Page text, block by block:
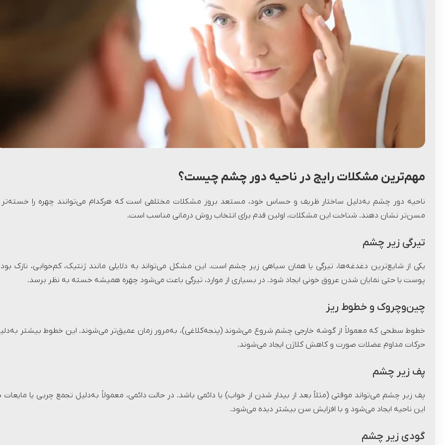
مهم‌ترین مشکلات رایج در ناحیه دور چشم چیست؟
ناحیه دور چشم به‌دلیل ساختار ظریف و حساس خود، مستعد بروز مشکلات مختلفی است که هرکدام می‌توانند چهره را
مسن‌تر نشان دهند. شناخت این مشکلات، اولین قدم برای انتخاب روش درمانی مناسب است.
تیرگی زیر چشم
یکی از شایع‌ترین دغدغه‌ها، تیرگی یا همان سیاهی زیر چشم است. این مشکل می‌تواند به دلایلی مانند ژنتیک، کم‌خوابی، نازک
پوست یا حتی نمایان شدن عروق خونی ایجاد شود. در بسیاری از موارد، تیرگی باعث می‌شود چهره همیشه خسته به نظر برسد.
چین‌وچروک و خطوط ریز
خطوط سطحی که معمولاً از گوشه خارجی چشم شروع می‌شوند (پنجه‌کلاغی)، به‌مرور زمان عمیق‌تر می‌شوند. این خطوط بیشتر
حرکات مداوم عضلات صورت و کاهش کلاژن ایجاد می‌شوند.
پف زیر چشم
پف زیر چشم می‌تواند موقتی (مثلاً بعد از بیدار شدن از خواب) یا دائمی باشد. در حالت دائمی، معمولاً به‌دلیل تجمع چربی یا مایعات
این ناحیه ایجاد می‌شود و با افزایش سن بیشتر دیده می‌شود.
گودی زیر چشم